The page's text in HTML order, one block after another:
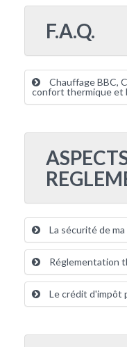
F.A.Q.
Chauffage BBC,
confort thermique et
La sécurité de
Réglementation
Le crédit d'impôt